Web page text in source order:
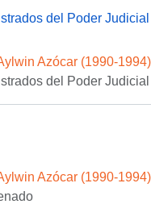
del Poder Judicial
Azócar (1990-1994)
del Poder
Azócar (1990-1994)